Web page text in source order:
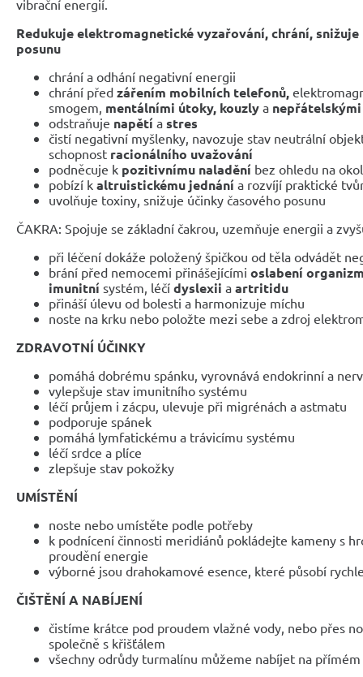
vibrační energií.
Redukuje elektromagnetické vyzařování, chrání,
posunu
chrání a odhání negativní energii
chrání před zářením mobilních telefonů,
smogem, mentálními útoky, kouzly a
odstraňuje napětí a stres
čistí negativní myšlenky, navozuje stav neutrální
schopnost racionálního uvažování
podněcuje k pozitivnímu naladění bez ohledu na
pobízí k altruistickému jednání a rozvíjí praktické
uvolňuje toxiny, snižuje účinky časového posunu
ČAKRA: Spojuje se základní čakrou, uzemňuje energii a
při léčení dokáže položený špičkou od těla odvádět
brání před nemocemi přinášejícími oslabení
imunitní systém, léčí dyslexii a artritidu
přináší úlevu od bolesti a harmonizuje míchu
noste na krku nebo položte mezi sebe a zdroj
ZDRAVOTNÍ ÚČINKY
pomáhá dobrému spánku, vyrovnává endokrinní a
vylepšuje stav imunitního systému
léčí průjem i zácpu, ulevuje při migrénách a astmatu
podporuje spánek
pomáhá lymfatickému a trávicímu systému
léčí srdce a plíce
zlepšuje stav pokožky
UMÍSTĚNÍ
noste nebo umístěte podle potřeby
k podnícení činnosti meridiánů pokládejte kameny s
proudění energie
výborné jsou drahokamové esence, které působí
ČIŠTĚNÍ A NABÍJENÍ
čistíme krátce pod proudem vlažné vody, nebo přes
společně s křišťálem
všechny odrůdy turmalínu můžeme nabíjet na přímém